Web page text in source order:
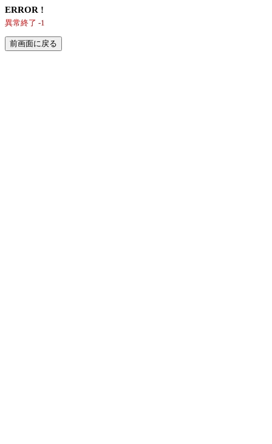
ERROR !
異常終了 -1